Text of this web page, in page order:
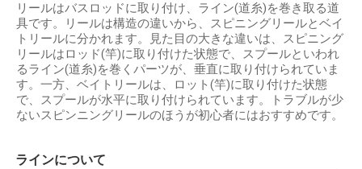
リールはバスロッドに取り付け、ライン(道糸)を巻き取る道
具です。リールは構造の違いから、スピニングリールとベイ
トリールに分かれます。見た目の大きな違いは、スピニング
リールはロッド(竿)に取り付けた状態で、スプールといわれ
るライン(道糸)を巻くパーツが、垂直に取り付けられていま
す。一方、ベイトリールは、ロット(竿)に取り付けた状態
で、スプールが水平に取り付けられています。トラブルが少
ないスピンニングリールのほうが初心者にはおすすめです。
ラインについて